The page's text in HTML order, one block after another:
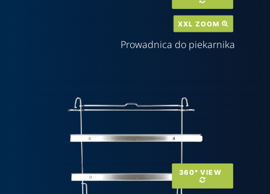
XXL ZOOM
Prowadnica do piekarnika